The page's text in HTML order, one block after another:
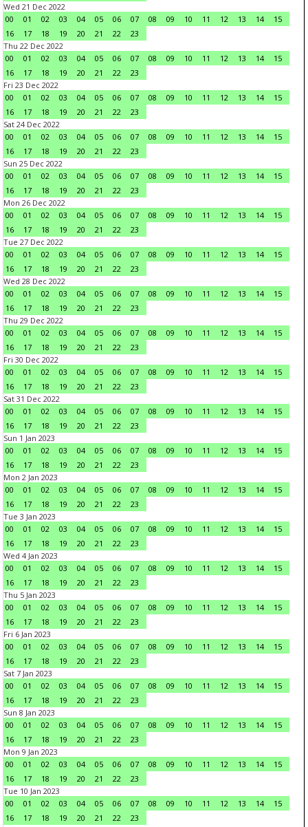
Wed 21 Dec 2022
00
01 02 03 04 05 06 07 08 09 10 11 12 13 14
15
16
17 18 19 20 21 22
23
Thu 22 Dec 2022
00
01 02 03 04 05 06 07 08 09 10 11 12 13 14
15
16
17 18 19 20 21 22
23
Fri 23 Dec 2022
00
01 02 03 04 05 06 07 08 09 10 11 12 13 14
15
16
17 18 19 20 21 22
23
Sat 24 Dec 2022
00
01 02 03 04 05 06 07 08 09 10 11 12 13 14
15
16
17 18 19 20 21 22
23
Sun 25 Dec 2022
00
01 02 03 04 05 06 07 08 09 10 11 12 13 14
15
16
17 18 19 20 21 22
23
Mon 26 Dec 2022
00
01 02 03 04 05 06 07 08 09 10 11 12 13 14
15
16
17 18 19 20 21 22
23
Tue 27 Dec 2022
00
01 02 03 04 05 06 07 08 09 10 11 12 13 14
15
16
17 18 19 20 21 22
23
Wed 28 Dec 2022
00
01 02 03 04 05 06 07 08 09 10 11 12 13 14
15
16
17 18 19 20 21 22
23
Thu 29 Dec 2022
00
01 02 03 04 05 06 07 08 09 10 11 12 13 14
15
16
17 18 19 20 21 22
23
Fri 30 Dec 2022
00
01 02 03 04 05 06 07 08 09 10 11 12 13 14
15
16
17 18 19 20 21 22
23
Sat 31 Dec 2022
00
01 02 03 04 05 06 07 08 09 10 11 12 13 14
15
16
17 18 19 20 21 22
23
Sun 1 Jan 2023
00
01 02 03 04 05 06 07 08 09 10 11 12 13 14
15
16
17 18 19 20 21 22
23
Mon 2 Jan 2023
00
01 02 03 04 05 06 07 08 09 10 11 12 13 14
15
16
17 18 19 20 21 22
23
Tue 3 Jan 2023
00
01 02 03 04 05 06 07 08 09 10 11 12 13 14
15
16
17 18 19 20 21 22
23
Wed 4 Jan 2023
00
01 02 03 04 05 06 07 08 09 10 11 12 13 14
15
16
17 18 19 20 21 22
23
Thu 5 Jan 2023
00
01 02 03 04 05 06 07 08 09 10 11 12 13 14
15
16
17 18 19 20 21 22
23
Fri 6 Jan 2023
00
01 02 03 04 05 06 07 08 09 10 11 12 13 14
15
16
17 18 19 20 21 22
23
Sat 7 Jan 2023
00
01 02 03 04 05 06 07 08 09 10 11 12 13 14
15
16
17 18 19 20 21 22
23
Sun 8 Jan 2023
00
01 02 03 04 05 06 07 08 09 10 11 12 13 14
15
16
17 18 19 20 21 22
23
Mon 9 Jan 2023
00
01 02 03 04 05 06 07 08 09 10 11 12 13 14
15
16
17 18 19 20 21 22
23
Tue 10 Jan 2023
00
01 02 03 04 05 06 07 08 09 10 11 12 13 14
15
16
17 18 19 20 21 22
23